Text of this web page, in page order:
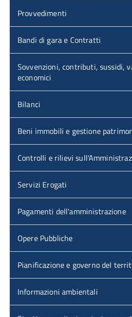
Provvedimenti
Bandi di gara e Contratti
Sovvenzioni, contributi, sussidi,
economici
Bilanci
Beni immobili e gestione
Controlli e rilievi
Servizi Erogati
Pagamenti dell'amministrazione
Opere Pubbliche
Pianificazione e governo del
Informazioni ambientali